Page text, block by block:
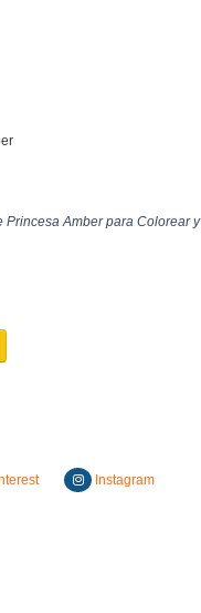
Princesa Amber para Colorear y
Instagram